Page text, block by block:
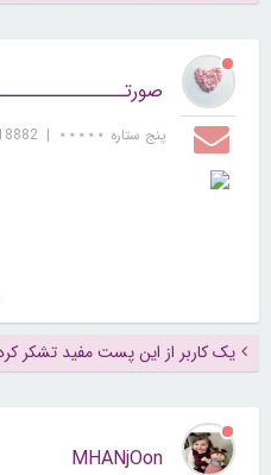
پنج ستاره ⋆⋆⋆⋆⋆ |
یک کاربر از این پست مفید تشکر
MHANjOon